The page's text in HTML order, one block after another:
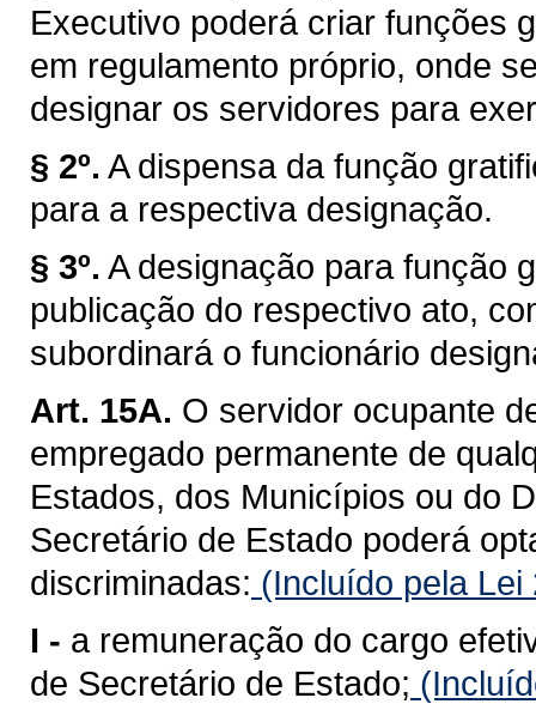
Executivo poderá criar funções
em regulamento próprio, onde
designar os servidores para
§ 2º. A dispensa da função
para a respectiva designação.
§ 3º. A designação para função
publicação do respectivo ato,
subordinará o funcionário
Art. 15A. O servidor ocupante
empregado permanente de
Estados, dos Municípios ou do
Secretário de Estado poderá
discriminadas: (Incluído pela Lei
I - a remuneração do cargo
de Secretário de Estado;